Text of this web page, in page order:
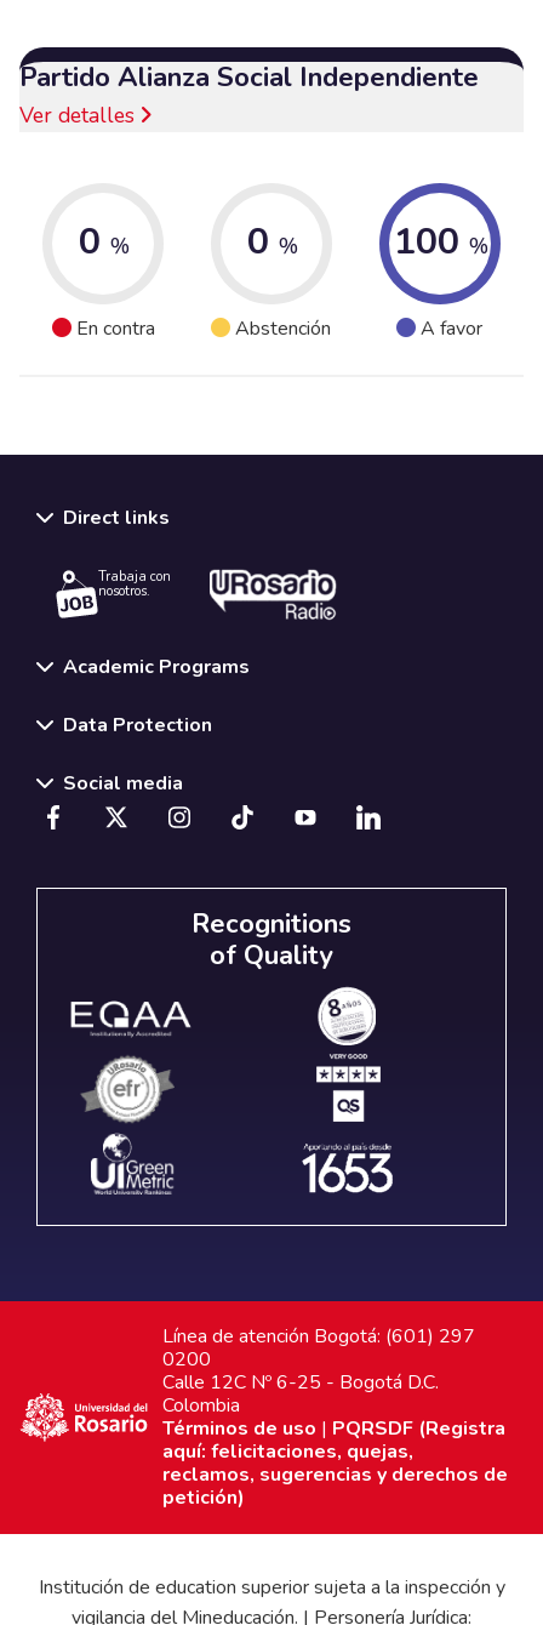
Partido Alianza Social Independiente
Ver detalles
0 %
En contra
0 %
Abstención
100 %
A favor
Direct links
Trabaja con
nosotros.
Academic Programs
Data Protection
Social media
Recognitions
of Quality
Línea de atención Bogotá: (601) 297
0200
Calle 12C Nº 6-25 - Bogotá D.C.
Colombia
Términos de uso | PQRSDF (Registra
aquí: felicitaciones, quejas,
reclamos, sugerencias y derechos de
petición)
Institución de education superior sujeta a la inspección y
vigilancia del Mineducación. | Personería Jurídica: